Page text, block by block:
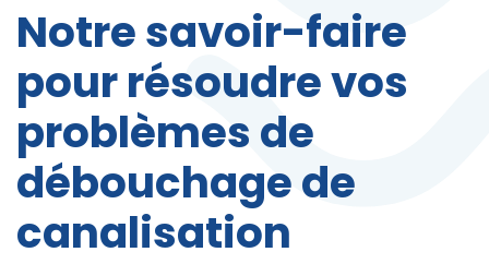
Notre savoir-faire
pour résoudre vos
problèmes de
débouchage de
canalisation